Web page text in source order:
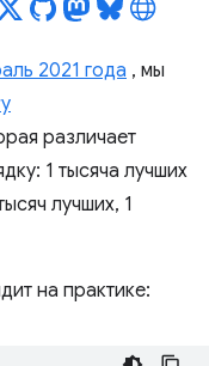
2021 года , мы
различает
1 тысяча лучших
лучших, 1
на практике: